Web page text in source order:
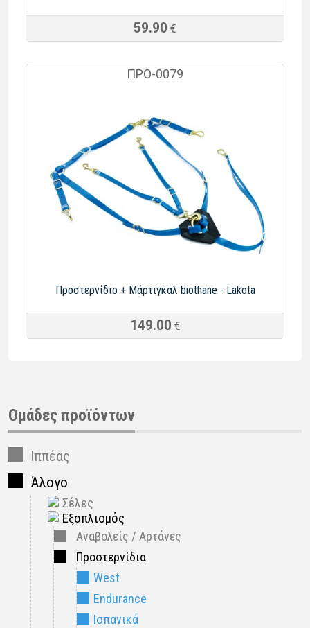
59.90 €
ΠΡΟ-0079
Προστερνίδιο + Μάρτιγκαλ biothane - Lakota
149.00 €
Ομάδες προϊόντων
Ιππέας
Άλογο
Σέλες
Εξοπλισμός
Αναβολείς / Αρτάνες
Προστερνίδια
West
Endurance
Ισπανικά